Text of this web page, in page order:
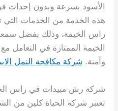
الأسود بسرعة وبدون إحداث
هذه الخدمة من الخدمات
راس الخيمة، وذلك بفضل
الخيمة الممتازة في التعامل
وآمنة. شركة مكافحة النمل
شركة رش مبيدات في راس
تعتبر شركة الحياة كلين من